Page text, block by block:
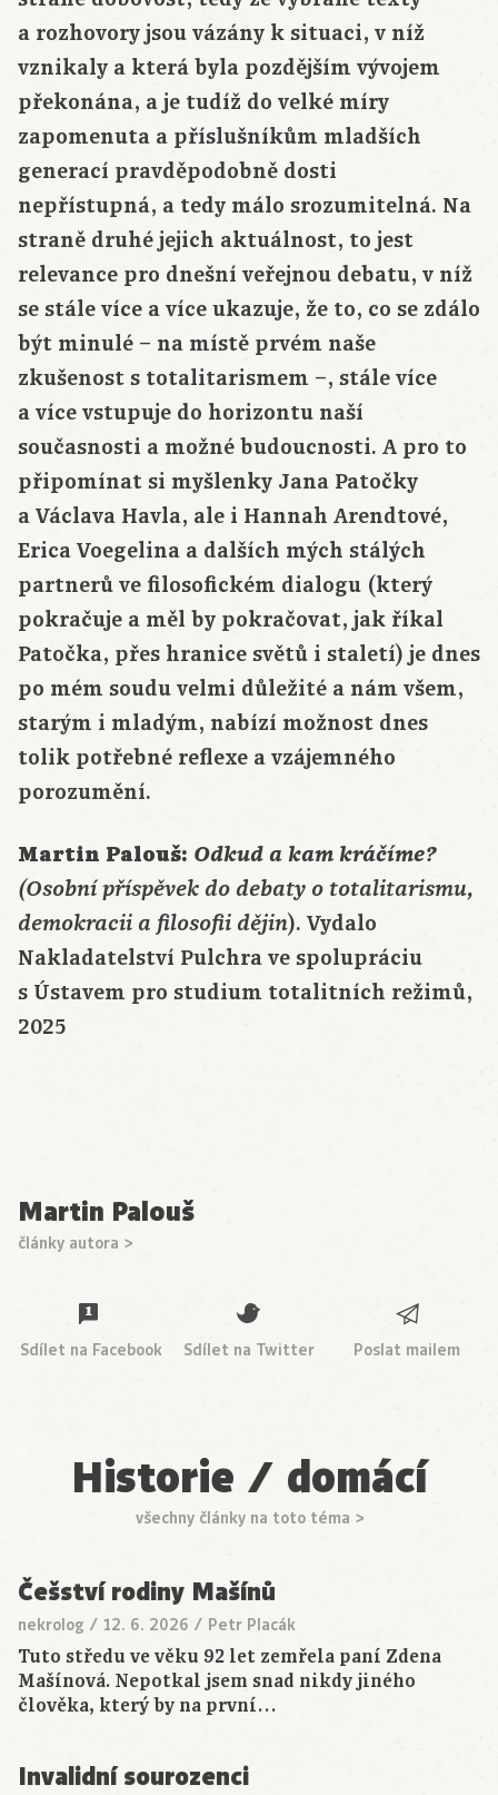
a rozhovory jsou vázány k situaci, v níž
vznikaly a která byla pozdějším vývojem
překonána, a je tudíž do velké míry
zapomenuta a příslušníkům mladších
generací pravděpodobně dosti
nepřístupná, a tedy málo srozumitelná. Na
straně druhé jejich aktuálnost, to jest
relevance pro dnešní veřejnou debatu, v níž
se stále více a více ukazuje, že to, co se zdálo
být minulé – na místě prvém naše
zkušenost s totalitarismem –, stále více
a více vstupuje do horizontu naší
současnosti a možné budoucnosti. A pro to
připomínat si myšlenky Jana Patočky
a Václava Havla, ale i Hannah Arendtové,
Erica Voegelina a dalších mých stálých
partnerů ve filosofickém dialogu (který
pokračuje a měl by pokračovat, jak říkal
Patočka, přes hranice světů i staletí) je dnes
po mém soudu velmi důležité a nám všem,
starým i mladým, nabízí možnost dnes
tolik potřebné reflexe a vzájemného
porozumění.
Martin Palouš: Odkud a kam kráčíme?
(Osobní příspěvek do debaty o totalitarismu,
demokracii a filosofii dějin). Vydalo
Nakladatelství Pulchra ve spolupráciu
s Ústavem pro studium totalitních režimů,
2025
Martin Palouš
články autora >
Sdílet na Facebook Sdílet na Twitter Poslat mailem
Historie / domácí
všechny články na toto téma >
Češství rodiny Mašínů
nekrolog / 12. 6. 2026 / Petr Placák
Tuto středu ve věku 92 let zemřela paní Zdena
Mašínová. Nepotkal jsem snad nikdy jiného
člověka, který by na první…
Invalidní sourozenci